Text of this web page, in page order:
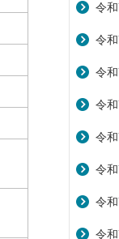
令
令
令
令
令
令
令
令